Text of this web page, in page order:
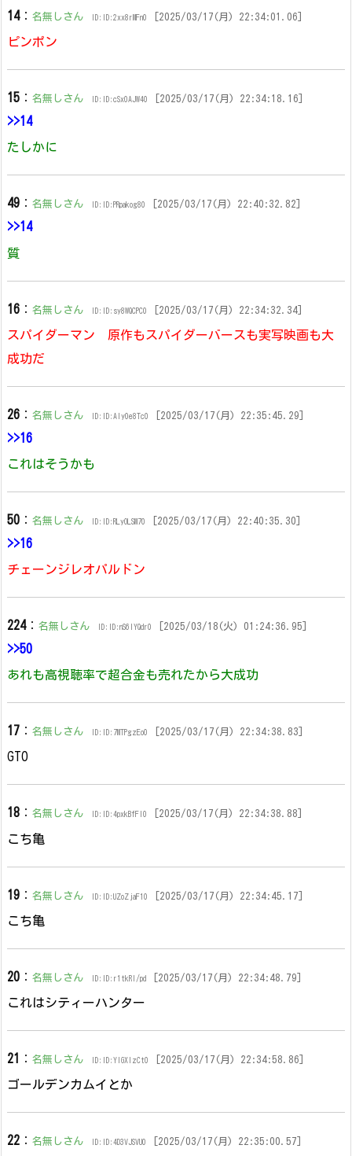
14： 名無しさん ID:ID:2xx8rMFn0 [2025/03/17(月) 22:34:01.06]
ピンポン
15 ： 名無しさん ID:ID:cSx0AJW40 [2025/03/17(月) 22:34:18.16]
>>14
たしかに
49 ： 名無しさん ID:ID:PRpakog80 [2025/03/17(月) 22:40:32.82]
>>14
質
16 ： 名無しさん ID:ID:sy8WQCPC0 [2025/03/17(月) 22:34:32.34]
スパイダーマン 原作もスパイダーバースも実写映画も大
成功だ
26 ： 名無しさん ID:ID:AIy0e8Tc0 [2025/03/17(月) 22:35:45.29]
>>16
これはそうかも
50 ： 名無しさん ID:ID:RLyOLSM70 [2025/03/17(月) 22:40:35.30]
>>16
チェーンジレオパルドン
224： 名無しさん ID:ID:nS6lYQdr0 [2025/03/18(火) 01:24:36.95]
>>50
あれも高視聴率で超合金も売れたから大成功
17 ： 名無しさん ID:ID:7MTPgzEo0 [2025/03/17(月) 22:34:38.83]
GTO
18 ： 名無しさん ID:ID:4pxkBfFl0 [2025/03/17(月) 22:34:38.88]
こち亀
19 ： 名無しさん ID:ID:UZoZjaF10 [2025/03/17(月) 22:34:45.17]
こち亀
20 ： 名無しさん ID:ID:r1tkRl/pd [2025/03/17(月) 22:34:48.79]
これはシティーハンター
21 ： 名無しさん ID:ID:YlGXlzCt0 [2025/03/17(月) 22:34:58.86]
ゴールデンカムイとか
22 ： 名無しさん ID:ID:4D3VJSVU0 [2025/03/17(月) 22:35:00.57]